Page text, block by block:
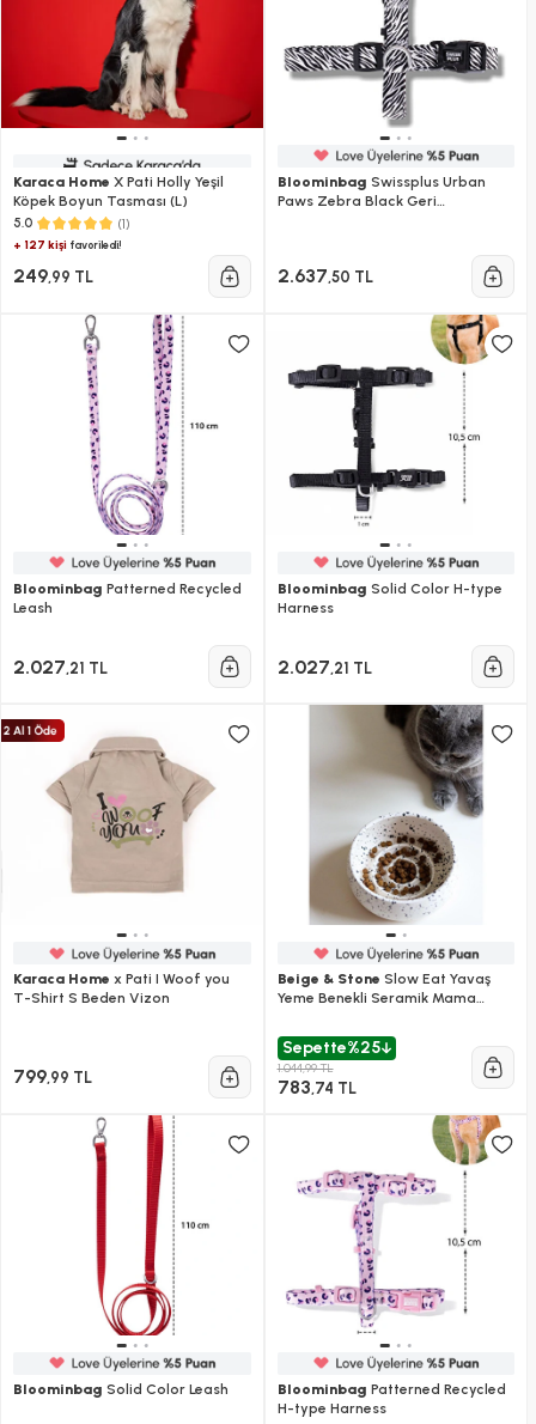
Karaca Home X Pati Holly Yeşil
Köpek Boyun Tasması (L)
5.0 (1)
+ 127 kişi favoriledi!
249,99 TL
Bloominbag Swissplus Urban
Paws Zebra Black Geri
2.637,50 TL
Bloominbag Patterned Recycled
Leash
2.027,21 TL
Bloominbag Solid Color H-type
Harness
2.027,21 TL
Karaca Home x Pati I Woof you
T-Shirt S Beden Vizon
799,99 TL
Beige & Stone Slow Eat Yavaş
Yeme Benekli Seramik Mama
Sepette%25
1.044,99 TL
783,74 TL
Bloominbag Solid Color Leash Bloominbag Patterned Recycled
H-type Harness